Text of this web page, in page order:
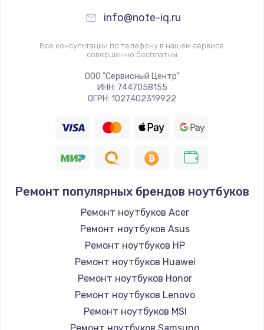
info@note-iq.ru
Все консультации по телефону в нашем сервисе
совершенно бесплатны
ООО "Сервисный Центр"
ИНН: 7447058155
ОГРН: 1027402319922
Ремонт популярных брендов ноутбуков
Ремонт ноутбуков Acer
Ремонт ноутбуков Asus
Ремонт ноутбуков HP
Ремонт ноутбуков Huawei
Ремонт ноутбуков Honor
Ремонт ноутбуков Lenovo
Ремонт ноутбуков MSI
Ремонт ноутбуков Samsung